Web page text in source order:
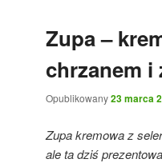
Zupa –
chrzanem i
Opublikowany23 marca
Zupa kremowa z
ale ta dziś